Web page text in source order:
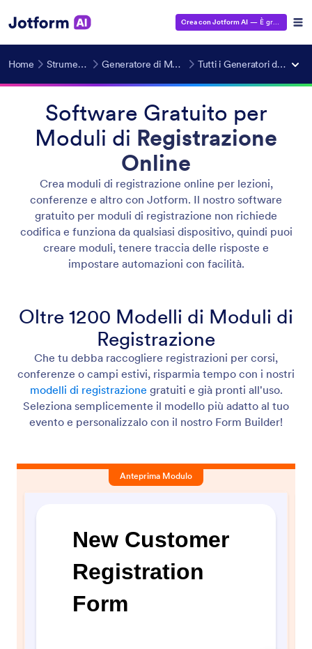
Crea con Jotform AI — È gratuito!
Home Strumenti AI Generatore di Moduli IA Tutti i Generatori di Moduli
Software Gratuito per
Moduli di Registrazione
Online
Crea moduli di registrazione online per lezioni,
conferenze e altro con Jotform. Il nostro software
gratuito per moduli di registrazione non richiede
codifica e funziona da qualsiasi dispositivo, quindi puoi
creare moduli, tenere traccia delle risposte e
impostare automazioni con facilità.
Oltre 1200 Modelli di Moduli di
Registrazione
Che tu debba raccogliere registrazioni per corsi,
conferenze o campi estivi, risparmia tempo con i nostri
modelli di registrazione gratuiti e già pronti all'uso.
Seleziona semplicemente il modello più adatto al tuo
evento e personalizzalo con il nostro Form Builder!